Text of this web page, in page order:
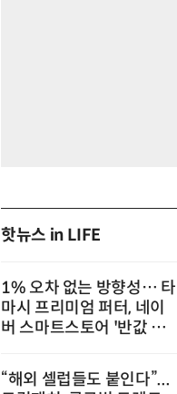
핫뉴스 in LIFE
1% 오차 없는 방향성… 타
마시 프리미엄 퍼터, 네이
버 스마트스토어 '반값 할
“해외 셀럽들도 붙인다”...